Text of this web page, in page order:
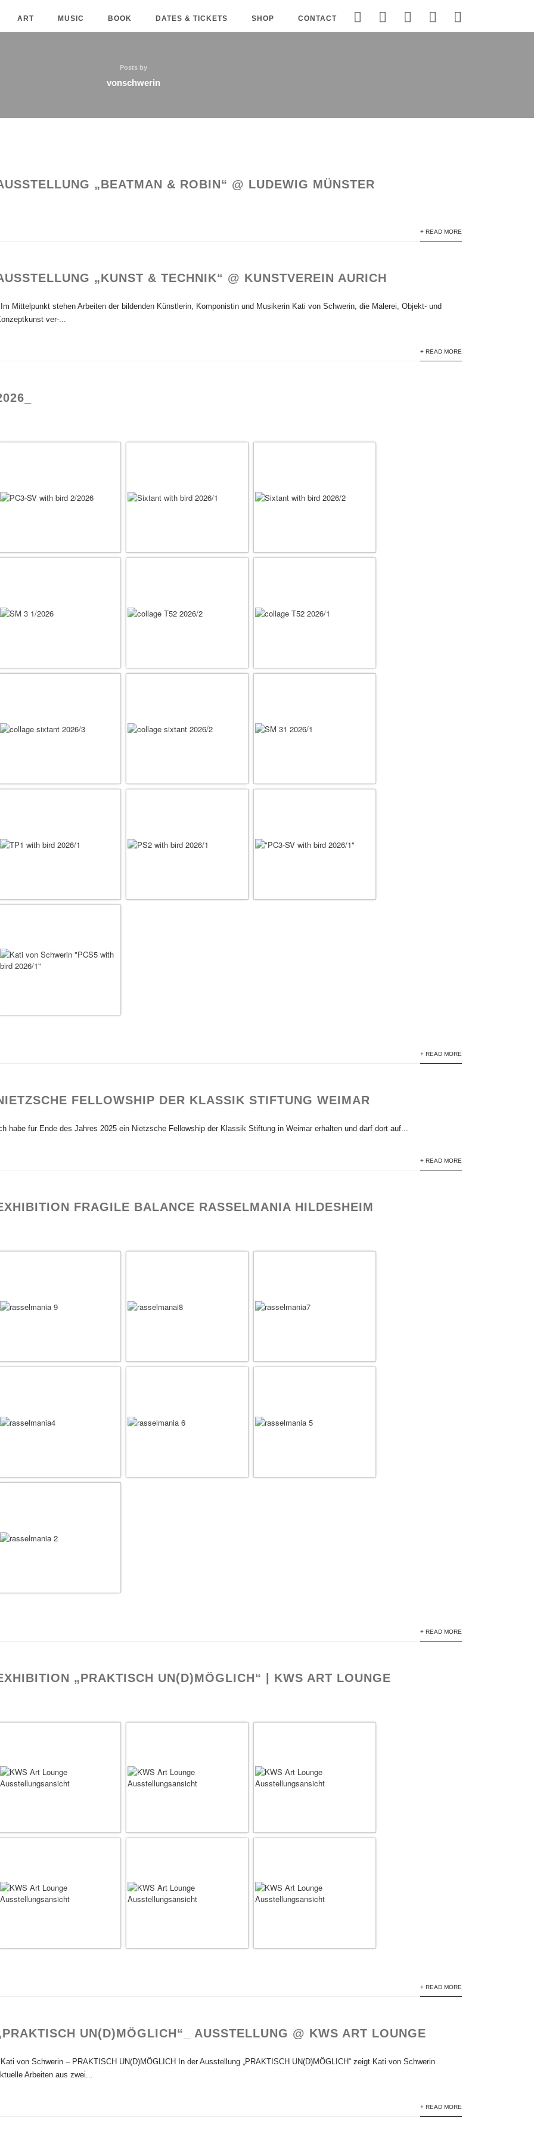
ART MUSIC BOOK DATES & TICKETS SHOP CONTACT
Posts by
vonschwerin
„BEATMAN & ROBIN“ @ LUDEWIG MÜNSTER
+ READ MORE
„KUNST & TECHNIK“ @ KUNSTVEREIN AURICH
Mittelpunkt stehen Arbeiten der bildenden Künstlerin, Komponistin und Musikerin Kati von Schwerin, die Malerei, Objekt- und
ver-...
+ READ MORE
+ READ MORE
FELLOWSHIP DER KLASSIK STIFTUNG WEIMAR
habe für Ende des Jahres 2025 ein Nietzsche Fellowship der Klassik Stiftung in Weimar erhalten und darf dort auf...
+ READ MORE
FRAGILE BALANCE RASSELMANIA HILDESHEIM
+ READ MORE
„PRAKTISCH UN(D)MÖGLICH“ | KWS ART LOUNGE
+ READ MORE
UN(D)MÖGLICH“_ AUSSTELLUNG @ KWS ART LOUNGE
von Schwerin – PRAKTISCH UN(D)MÖGLICH In der Ausstellung „PRAKTISCH UN(D)MÖGLICH“ zeigt Kati von Schwerin
Arbeiten aus zwei...
+ READ MORE